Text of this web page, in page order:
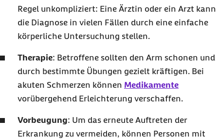
Regel unkompliziert: Eine Ärztin oder ein Arzt kann
die Diagnose in vielen Fällen durch eine einfache
körperliche Untersuchung stellen.
Therapie: Betroffene sollten den Arm schonen und
durch bestimmte Übungen gezielt kräftigen. Bei
akuten Schmerzen können Medikamente
vorübergehend Erleichterung verschaffen.
Vorbeugung: Um das erneute Auftreten der
Erkrankung zu vermeiden, können Personen mit